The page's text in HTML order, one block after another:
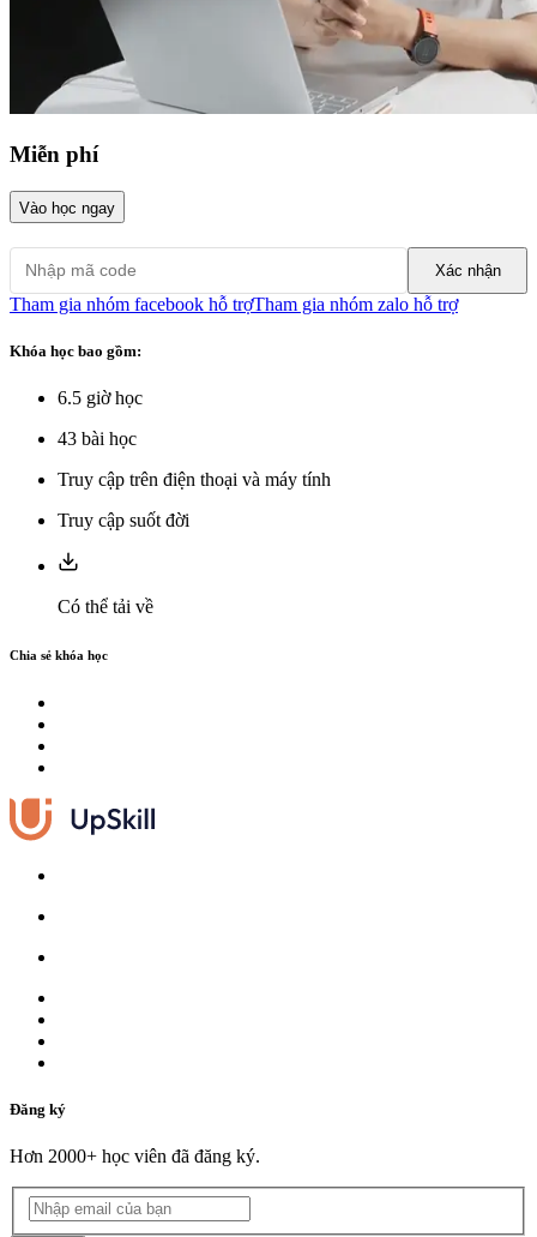
Miễn phí
Vào học ngay
Xác nhận
Tham gia nhóm facebook hỗ trợTham gia nhóm zalo hỗ trợ
Khóa học bao gồm:
6.5 giờ học
43 bài học
Truy cập trên điện thoại và máy tính
Truy cập suốt đời
Có thể tải về
Chia sẻ khóa học
Đăng ký
Hơn 2000+ học viên đã đăng ký.